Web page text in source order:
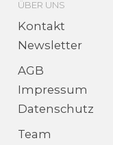
ÜBER UNS
Kontakt
Newsletter
AGB
Impressum
Datenschutz
Team